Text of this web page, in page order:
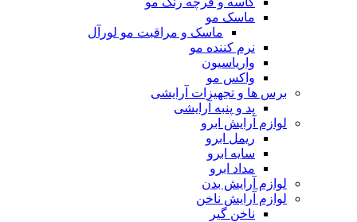
ماسک مو
ماسک و مراقبت مو لورآل
نرم کننده مو
واریاسیون
واکس مو
برس ها و تجهیزات آرایشی
پد و پنبه آرایشی
لوازم آرایش ابرو
ریمل ابرو
سایه ابرو
مداد ابرو
لوازم آرایش بدن
لوازم آرایش ناخن
ناخن گیر